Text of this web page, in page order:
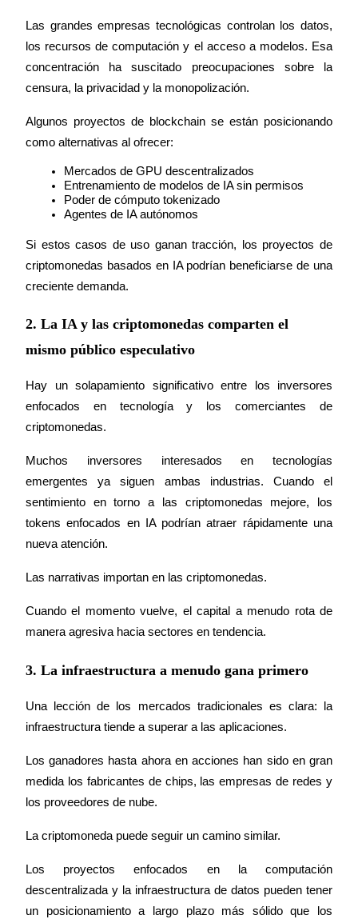
BTC Welcome Rewards
Deposit & Trade BTC to Share 25000 USDT prize pool!
Deposit CASHCAT & Win
Share 500000 CASHCAT prize pool
Exclusive for BitMart Users
Register & Trade to Win 500,000 USDT
USDT New User Exclusive 10% APR
USDT Flexible Staking | Daily Rewards
BTC New User Exclusive: 6.5% APR
BTC Flexible Staking | Daily Rewards
Gana premios y recompensas exclusivas
Inscribirse
Las grandes empresas tecnológicas controlan los datos,
los recursos de computación y el acceso a modelos. Esa
concentración ha suscitado preocupaciones sobre la
censura, la privacidad y la monopolización.
Algunos proyectos de blockchain se están posicionando
como alternativas al ofrecer:
Mercados de GPU descentralizados
Entrenamiento de modelos de IA sin permisos
Poder de cómputo tokenizado
Agentes de IA autónomos
Si estos casos de uso ganan tracción, los proyectos de
criptomonedas basados en IA podrían beneficiarse de una
creciente demanda.
2. La IA y las criptomonedas comparten el
mismo público especulativo
Hay un solapamiento significativo entre los inversores
enfocados en tecnología y los comerciantes de
criptomonedas.
Muchos inversores interesados en tecnologías
emergentes ya siguen ambas industrias. Cuando el
sentimiento en torno a las criptomonedas mejore, los
tokens enfocados en IA podrían atraer rápidamente una
nueva atención.
Las narrativas importan en las criptomonedas.
Cuando el momento vuelve, el capital a menudo rota de
manera agresiva hacia sectores en tendencia.
3. La infraestructura a menudo gana primero
Una lección de los mercados tradicionales es clara: la
infraestructura tiende a superar a las aplicaciones.
Los ganadores hasta ahora en acciones han sido en gran
medida los fabricantes de chips, las empresas de redes y
los proveedores de nube.
La criptomoneda puede seguir un camino similar.
Los proyectos enfocados en la computación
descentralizada y la infraestructura de datos pueden tener
un posicionamiento a largo plazo más sólido que los